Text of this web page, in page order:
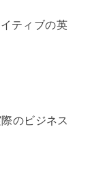
ティブの英
のビジネス